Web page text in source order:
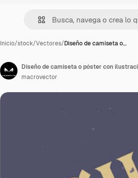
Inicio/stock/Vectores/Diseño de camiseta o…
Diseño de camiseta o póster con
macrovector